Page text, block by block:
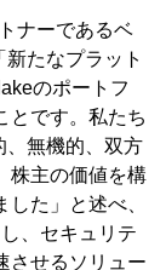
ナーであるベ
たなプラット
のポートフ
とです。私たち
、無機的、双方
株主の価値を構
た」と述べ、
、セキュリテ
させるソリュー